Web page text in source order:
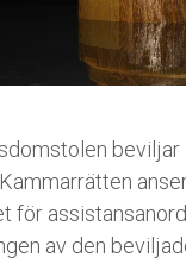
beviljar
för
av den